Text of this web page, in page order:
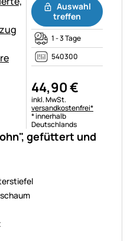
gefüttert und
Auswahl
treffen
1 - 3 Tage
540300
44,90€
Steuerhinweis:
inkl. MwSt.
versandkostenfrei*
* innerhalb
Deutschlands